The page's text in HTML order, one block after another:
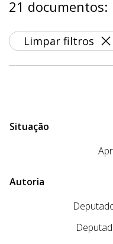
21 documentos:
Limpar filtros
Situação
Autoria